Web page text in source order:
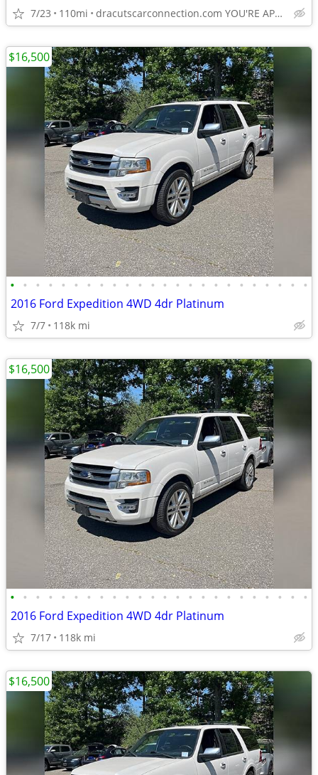
7/23 110mi dracutscarconnection.com YOU'RE APPROVED! $1500 Down $69/WK
• • • • • • • • • • • • • • • • • • • • • • • •
2016 Ford Expedition 4WD 4dr Platinum
7/7 118k mi
$16,500
• • • • • • • • • • • • • • • • • • • • • • • •
2016 Ford Expedition 4WD 4dr Platinum
7/17 118k mi
$16,500
$16,500